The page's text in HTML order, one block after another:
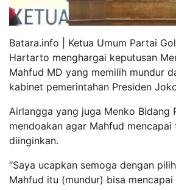
Batara.info | Ketua Umum Partai
Hartarto menghargai keputusan
Mahfud MD yang memilih mundur
kabinet pemerintahan Presiden
Airlangga yang juga Menko Bidang
mendoakan agar Mahfud
diinginkan.
“Saya ucapkan semoga dengan
Mahfud itu (mundur) bisa mencapai